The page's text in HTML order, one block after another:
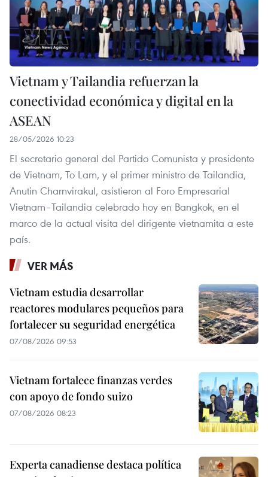
Vietnam y Tailandia refuerzan la
conectividad económica y digital en la
ASEAN
28/05/2026 10:23
El secretario general del Partido Comunista y presidente
de Vietnam, To Lam, y el primer ministro de Tailandia,
Anutin Charnvirakul, asistieron al Foro Empresarial
Vietnam–Tailandia celebrado hoy en Bangkok, en el
marco de la actual visita del dirigente vietnamita a este
país.
VER MÁS
Vietnam estudia desarrollar
reactores modulares pequeños para
fortalecer su seguridad energética
07/08/2026 09:53
Vietnam fortalece finanzas verdes
con apoyo de fondo suizo
07/08/2026 08:23
Experta canadiense destaca política